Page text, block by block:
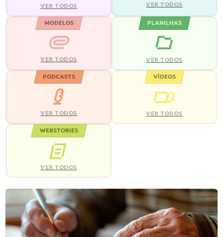
VER TODOS VER TODOS
MODELOS
VER TODOS
PLANILHAS
VER TODOS
PODCASTS
VER TODOS
VÍDEOS
VER TODOS
WEBSTORIES
VER TODOS